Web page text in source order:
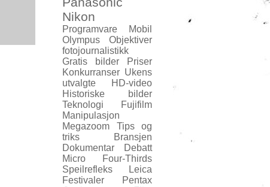
Nikon
Programvare
Mobil
Olympus
Objektiver
fotojournalistikk
Gratis bilder
Priser
Konkurranser Ukens
utvalgte
HD-video
Historiske bilder
Teknologi
Fujifilm
Manipulasjon
Megazoom
Tips og
triks
Bransjen
Dokumentar
Debatt
Micro Four-Thirds
Speilrefleks
Leica
Festivaler
Pentax